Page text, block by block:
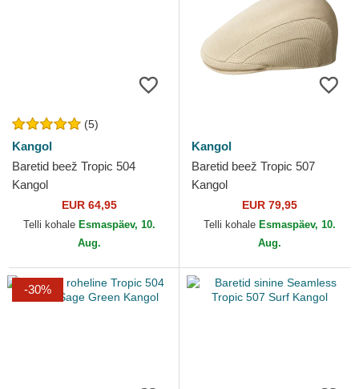
(5)
Kangol
Baretid beež Tropic 504
Kangol
EUR 64,95
Telli kohale Esmaspäev, 10.
Aug.
Kangol
Baretid beež Tropic 507
Kangol
EUR 79,95
Telli kohale Esmaspäev, 10.
Aug.
-30%